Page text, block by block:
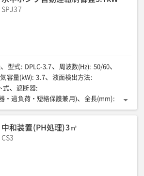
SPJ37
型式: DPLC-3.7 周波数(Hz): 50/60
容量(kW): 3.7 液面検出方法:
式
遮断器:
・過負荷・短絡保護兼用)
全長(mm):
全高(mm): 450 重量(kg): 約12
中和装置(PH処理)3㎥
CS3